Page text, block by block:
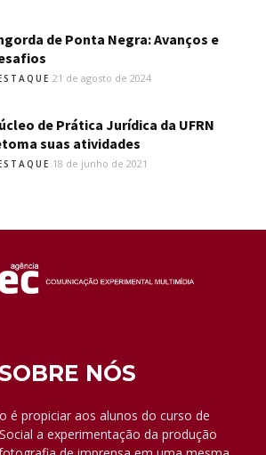
de Ponta Negra: Avanços e
21 de agosto de 2024
de Prática Jurídica da UFRN
suas atividades
18 de junho de 2021
NÓS
é propiciar aos alunos do curso de
a experimentação da produção